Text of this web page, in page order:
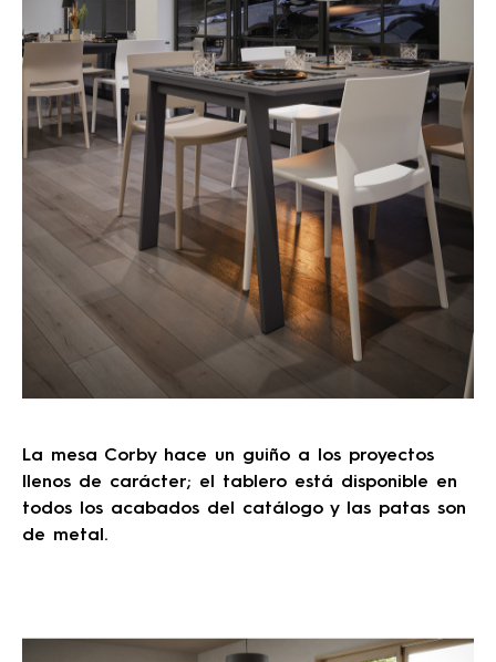
La mesa Corby hace un guiño a los proyectos
llenos de carácter; el tablero está disponible en
todos los acabados del catálogo y las patas son
de metal.